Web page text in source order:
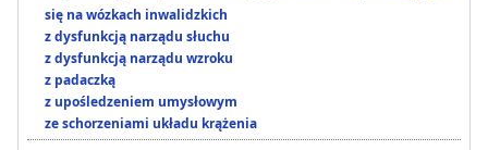
się na wózkach inwalidzkich
z dysfunkcją narządu słuchu
z dysfunkcją narządu wzroku
z padaczką
z upośledzeniem umysłowym
ze schorzeniami układu krążenia